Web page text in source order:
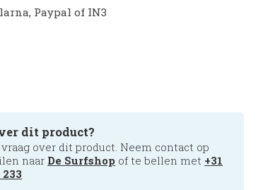
Paypal of IN3
dit product?
over dit product. Neem contact op
naar De Surfshop of te bellen met +31
233